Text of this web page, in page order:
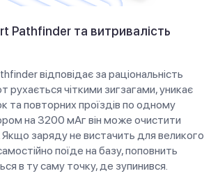
Pathfinder та витривалість
відповідає за раціональність
рухається чіткими зигзагами, уникає
та повторних проїздів по одному
на 3200 мАг він може очистити
заряду не вистачить для великого
поїде на базу, поповнить
в ту саму точку, де зупинився.